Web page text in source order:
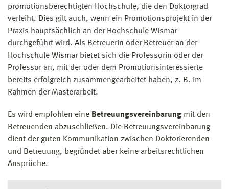
promotionsberechtigten Hochschule, die den Doktorgrad
verleiht. Dies gilt auch, wenn ein Promotionsprojekt in der
Praxis hauptsächlich an der Hochschule Wismar
durchgeführt wird. Als Betreuerin oder Betreuer an der
Hochschule Wismar bietet sich die Professorin oder der
Professor an, mit der oder dem Promotionsinteressierte
bereits erfolgreich zusammengearbeitet haben, z. B. im
Rahmen der Masterarbeit.
Es wird empfohlen eine Betreuungsvereinbarung mit den
Betreuenden abzuschließen. Die Betreuungsvereinbarung
dient der guten Kommunikation zwischen Doktorierenden
und Betreuung, begründet aber keine arbeitsrechtlichen
Ansprüche.